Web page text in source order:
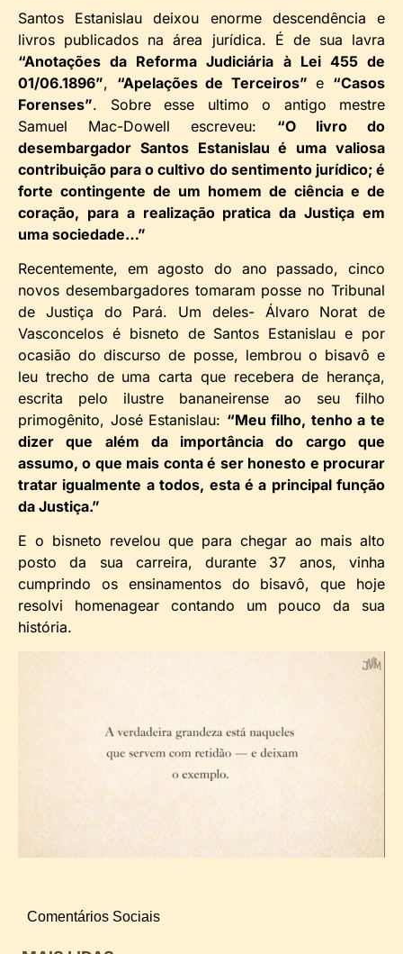
Santos Estanislau deixou enorme descendência e
livros publicados na área jurídica. É de sua lavra
“Anotações da Reforma Judiciária à Lei 455 de
01/06.1896”, “Apelações de Terceiros” e “Casos
Forenses”. Sobre esse ultimo o antigo mestre
Samuel Mac-Dowell escreveu: “O livro do
desembargador Santos Estanislau é uma valiosa
contribuição para o cultivo do sentimento jurídico; é
forte contingente de um homem de ciência e de
coração, para a realização pratica da Justiça em
uma sociedade…”
Recentemente, em agosto do ano passado, cinco
novos desembargadores tomaram posse no Tribunal
de Justiça do Pará. Um deles- Álvaro Norat de
Vasconcelos é bisneto de Santos Estanislau e por
ocasião do discurso de posse, lembrou o bisavô e
leu trecho de uma carta que recebera de herança,
escrita pelo ilustre bananeirense ao seu filho
primogênito, José Estanislau: “Meu filho, tenho a te
dizer que além da importância do cargo que
assumo, o que mais conta é ser honesto e procurar
tratar igualmente a todos, esta é a principal função
da Justiça.”
E o bisneto revelou que para chegar ao mais alto
posto da sua carreira, durante 37 anos, vinha
cumprindo os ensinamentos do bisavô, que hoje
resolvi homenagear contando um pouco da sua
história.
Comentários Sociais